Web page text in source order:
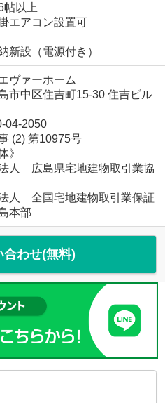
帖以上
エアコン設置可
新設（電源付き）
ヴァーホーム
市中区住吉町15-30 住吉ビル
04-2050
(2) 第10975号
》
人 広島県宅地建物取引業協
人 全国宅地建物取引業保証
本部
合わせ(無料)